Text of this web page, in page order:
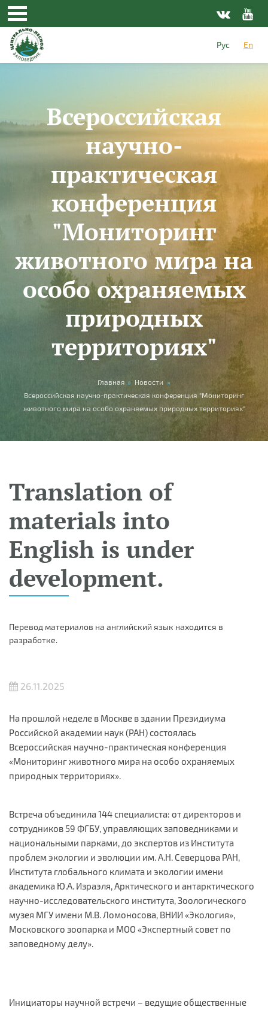
Skip to main content
Рус
En
Всероссийская
научно-
практическая
конференция
"Мониторинг
животного мира на
особо охраняемых
природных
территориях"
You are here
Главная » Новости »
Всероссийская научно-практическая конференция "Мониторинг
животного мира на особо охраняемых природных территориях"
Translation of
materials into
English is under
development.
Перевод материалов на английский язык находится в
разработке.
26.11.2025
На прошлой неделе в Москве в здании Президиума
Российской академии наук (РАН) состоялась
Всероссийская научно-практическая конференция
«Мониторинг животного мира на особо охраняемых
природных территориях».
Встреча объединила 144 специалиста: от директоров и
сотрудников 59 ФГБУ, управляющих заповедниками и
национальными парками, до экспертов из Института
проблем экологии и эволюции им. А.Н. Северцова РАН,
Института глобального климата и экологии имени
академика Ю.А. Израэля, Арктического и антарктического
научно-исследовательского института, Зоологического
музея МГУ имени М.В. Ломоносова, ВНИИ «Экология»,
Московского зоопарка и МОО «Экспертный совет по
заповедному делу».
Инициаторы научной встречи – ведущие общественные